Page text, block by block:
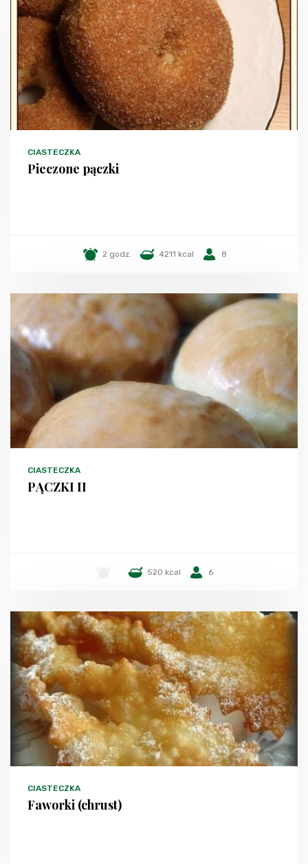
CIASTECZKA
Pieczone pączki
2 godz. 4211 kcal 8
CIASTECZKA
PĄCZKI II
520 kcal 6
CIASTECZKA
Faworki (chrust)